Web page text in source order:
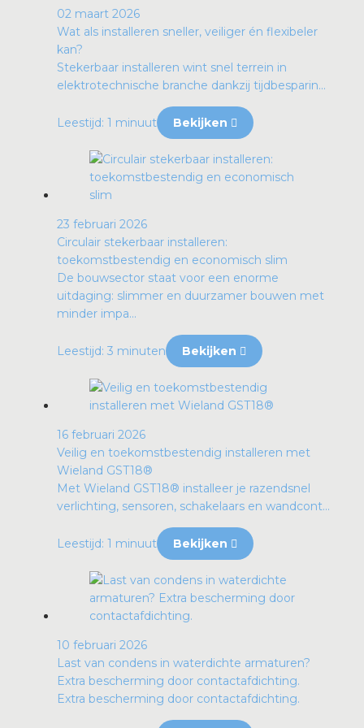
02 maart 2026
Wat als installeren sneller, veiliger én flexibeler
kan?
Stekerbaar installeren wint snel terrein in
elektrotechnische branche dankzij tijdbesparin...
Leestijd: 1 minuut Bekijken
23 februari 2026
Circulair stekerbaar installeren:
toekomstbestendig en economisch slim
De bouwsector staat voor een enorme
uitdaging: slimmer en duurzamer bouwen met
minder impa...
Leestijd: 3 minuten Bekijken
16 februari 2026
Veilig en toekomstbestendig installeren met
Wieland GST18®
Met Wieland GST18® installeer je razendsnel
verlichting, sensoren, schakelaars en wandcont...
Leestijd: 1 minuut Bekijken
10 februari 2026
Last van condens in waterdichte armaturen?
Extra bescherming door contactafdichting.
Extra bescherming door contactafdichting.